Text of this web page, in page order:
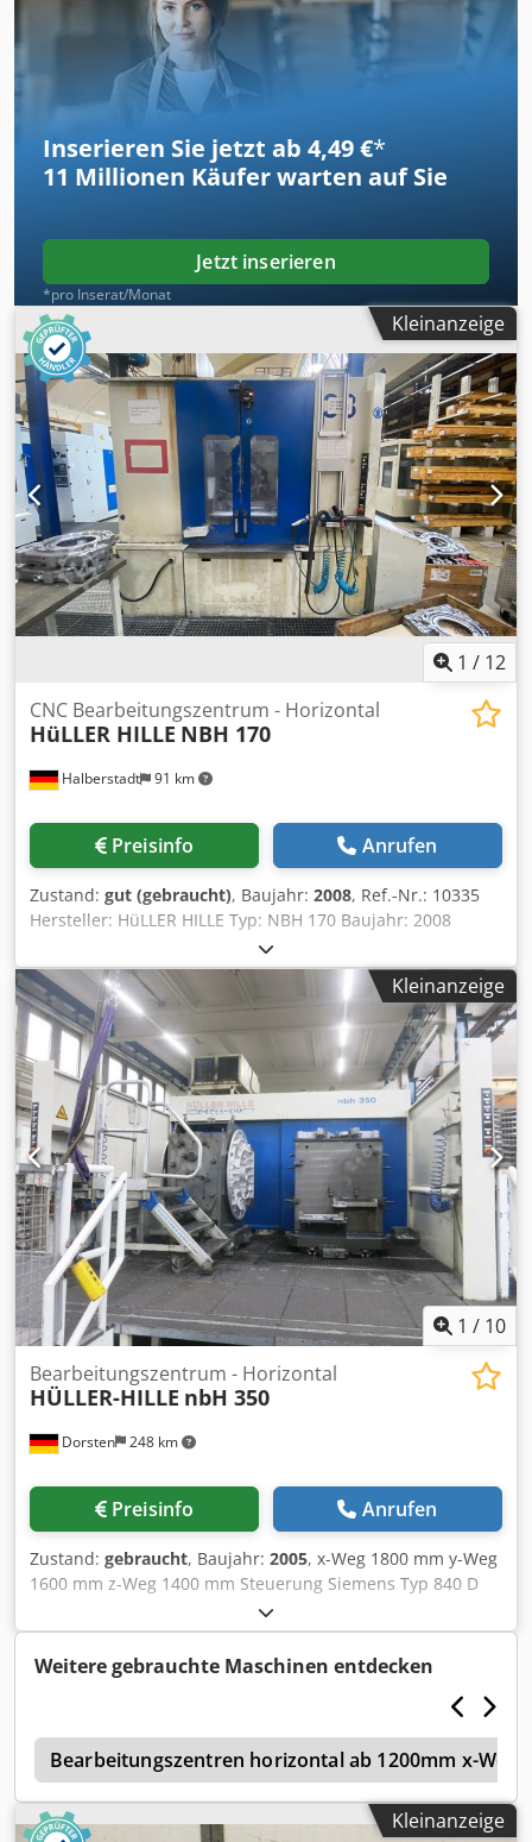
1800 mm Y 1000 mm Z 1200 mm
Inserieren Sie jetzt ab 4,49 €*
11 Millionen Käufer warten auf Sie
Jetzt inserieren
*pro Inserat/Monat
Kleinanzeige
1 / 12
Halberstadt 91 km
CNC Bearbeitungszentrum - Horizontal
HüLLER HILLE NBH 170
Preisinfo Anrufen
Zustand: gut (gebraucht), Baujahr: 2008, Ref.-Nr.: 10335
Hersteller: HüLLER HILLE Typ: NBH 170 Baujahr: 2008
Steuerungsart: CNC-Steuerung Steuerung: Sinumerik 840D
pl Lagerort: Halberstadt Ursprungsland: Germany X-Weg:
1000 mm Y-Weg: 800 mm Z-Weg: 800 mm B-Achse: 360 °
Entfernung Spindelmitte - Tisch: 150 mm
Tischabmessungen (lxb): 500 x 630 mm Tischbelastung:
800 kg Max. Werkstückgewicht: 40 kg Max. Werkzeuglänge:
650 mm Max. Werkzeugdurchmesser: 325 mm
Werkzeugdurchmesser bei voller Bestückung: 100 mm
Werkzeugaufnahme: HSK - 100 Spindeldrehzahl: U/min
Eilgang: 60 m/min Cedpfxozkpuvo Aamjrf Maschinenlänge:
9500 mm Maschinenbreite: 4500 mm Maschinenhöhe:
3500 mm Zusatzinformationen: Kühlmittelanlage = 1250 l
Kleinanzeige
1 / 10
Dorsten 248 km
Bearbeitungszentrum - Horizontal
HÜLLER-HILLE nbH 350
Preisinfo Anrufen
Zustand: gebraucht, Baujahr: 2005, x-Weg 1800 mm y-Weg
1600 mm z-Weg 1400 mm Steuerung Siemens Typ 840 D
Palettengröße 1000x1250 mm Anzahl der Paletten 2
Drehtisch 360 ° Tischbelastung 3500 kg
Werkstückschwenkbarkeit +/- 2100 mm
Positioniergenauigkeit 0,01 mm Spindelaufnahme ISO 50
Getriebestufen 2 Drehmoment 1130 NM Drehzahl 25-
10.000 U/min Vorschub 1-40.000/50.000 mm/min
Maschinengewicht ca. 43 t Raumbedarf ca. 11x9x34,5 m
Die techn. Daten sind Hersteller- bzw. Betreiberangaben
und daher für uns unverbindlich. Einen Zwischenverkauf
behalten wir uns vor; es gelten ausschließlich unsere
Weitere gebrauchte Maschinen entdecken
Bearbeitungszentren horizontal ab 1200mm x-Weg
Kleinanzeige